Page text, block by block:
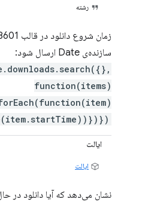
رشته
سازنده‌ی Date ارسال شود:
function(items)
ایالت
ایالت
نشان می‌دهد که آیا دانلود در